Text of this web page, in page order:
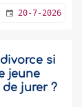
20-7-2026
si
jeune
jurer ?